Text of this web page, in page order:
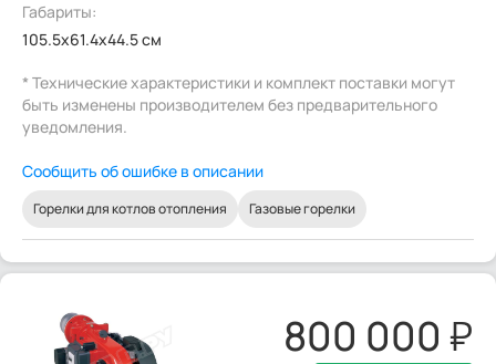
Габариты:
105.5x61.4x44.5 см
* Технические характеристики и комплект поставки могут
быть изменены производителем без предварительного
уведомления.
Сообщить об ошибке в описании
Горелки для котлов отопления Газовые горелки
800 000